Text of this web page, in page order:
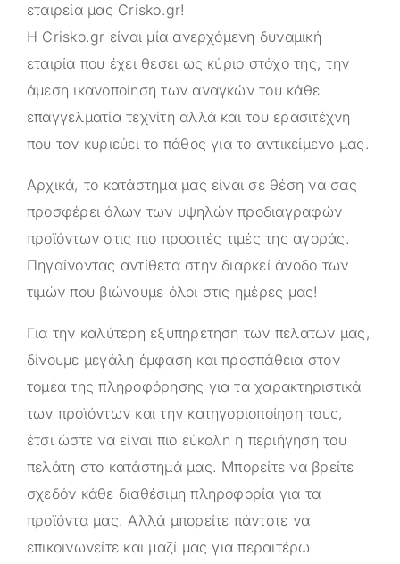
εταιρεία μας Crisko.gr!
Η Crisko.gr είναι μία ανερχόμενη δυναμική
εταιρία που έχει θέσει ως κύριο στόχο της, την
άμεση ικανοποίηση των αναγκών του κάθε
επαγγελματία τεχνίτη αλλά και του ερασιτέχνη
που τον κυριεύει το πάθος για το αντικείμενο μας.
Αρχικά, το κατάστημα μας είναι σε θέση να σας
προσφέρει όλων των υψηλών προδιαγραφών
προϊόντων στις πιο προσιτές τιμές της αγοράς.
Πηγαίνοντας αντίθετα στην διαρκεί άνοδο των
τιμών που βιώνουμε όλοι στις ημέρες μας!
Για την καλύτερη εξυπηρέτηση των πελατών μας,
δίνουμε μεγάλη έμφαση και προσπάθεια στον
τομέα της πληροφόρησης για τα χαρακτηριστικά
των προϊόντων και την κατηγοριοποίηση τους,
έτσι ώστε να είναι πιο εύκολη η περιήγηση του
πελάτη στο κατάστημά μας. Μπορείτε να βρείτε
σχεδόν κάθε διαθέσιμη πληροφορία για τα
προϊόντα μας. Αλλά μπορείτε πάντοτε να
επικοινωνείτε και μαζί μας για περαιτέρω